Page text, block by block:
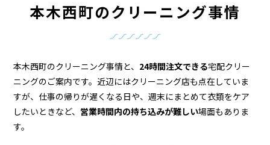
＆
宅
配
ク
本木西町のクリーニング事情
本木西町のクリーニング事情と、 24時間注文できる宅配クリー
ニングのご案内です。近辺にはクリーニング店も点在していま
すが、仕事の帰りが遅くなる日や、週末にまとめて衣類をケア
したいときなど、 営業時間内の持ち込みが難しい場面もありま
す。